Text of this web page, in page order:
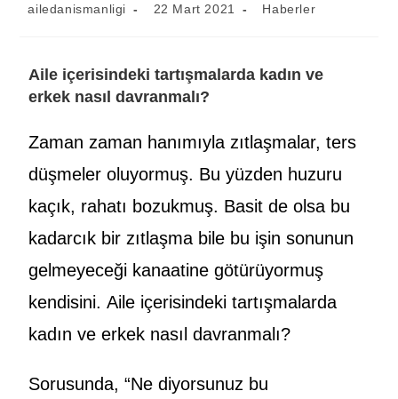
ailedanismanligi 22 Mart 2021 Haberler
Aile içerisindeki tartışmalarda kadın ve
erkek nasıl davranmalı?
Zaman zaman hanımıyla zıtlaşmalar, ters
düşmeler oluyormuş. Bu yüzden huzuru
kaçık, rahatı bozukmuş. Basit de olsa bu
kadarcık bir zıtlaşma bile bu işin sonunun
gelmeyeceği kanaatine götürüyormuş
kendisini. Aile içerisindeki tartışmalarda
kadın ve erkek nasıl davranmalı?
Sorusunda, “Ne diyorsunuz bu